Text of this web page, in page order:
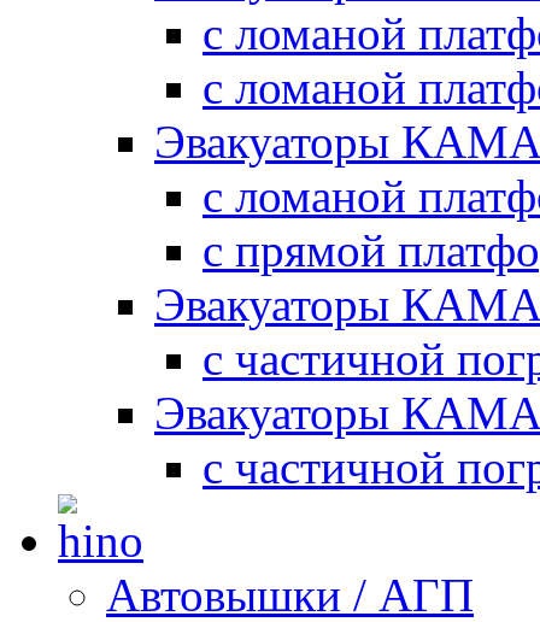
с ломаной
с ломаной
Эвакуаторы
с ломаной
с прямой
Эвакуаторы
с частичной
Эвакуаторы
с частичной
Автовышки / АГП